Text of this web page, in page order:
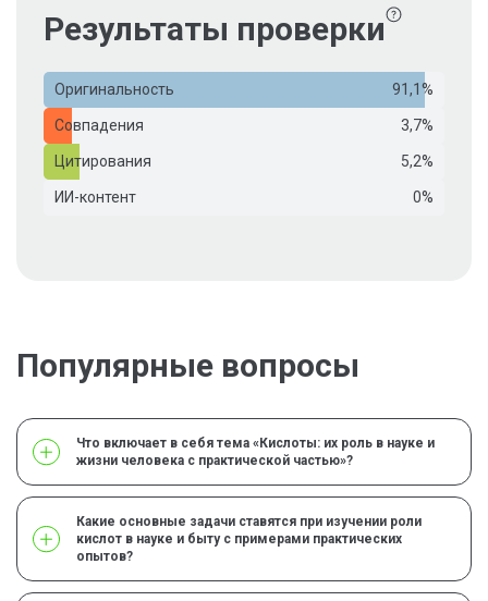
Результаты проверки
Оригинальность 91,1%
Совпадения 3,7%
Цитирования 5,2%
ИИ-контент 0%
Популярные вопросы
Что включает в себя тема «Кислоты: их роль в науке и
жизни человека с практической частью»?
Какие основные задачи ставятся при изучении роли
кислот в науке и быту с примерами практических
опытов?